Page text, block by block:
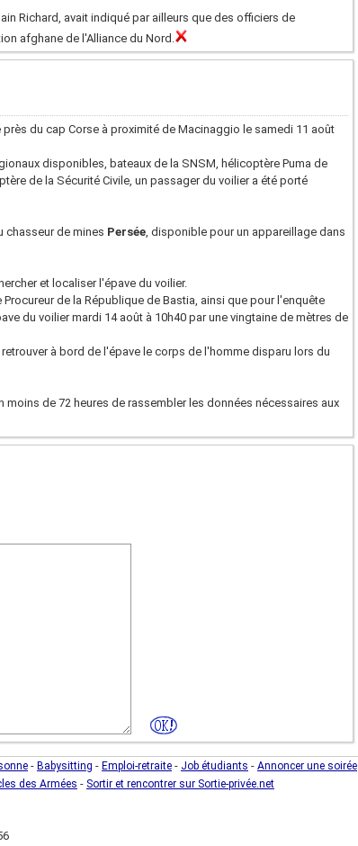
Richard, avait indiqué par ailleurs que des officiers de
afghane de l'Alliance du Nord.
du cap Corse à proximité de Macinaggio le samedi 11 août
disponibles, bateaux de la SNSM, hélicoptère Puma de
de la Sécurité Civile, un passager du voilier a été porté
chasseur de mines Persée, disponible pour un appareillage dans
et localiser l'épave du voilier.
de la République de Bastia, ainsi que pour l'enquête
du voilier mardi 14 août à 10h40 par une vingtaine de mètres de
à bord de l'épave le corps de l'homme disparu lors du
moins de 72 heures de rassembler les données nécessaires aux
- Babysitting - Emploi-retraite - Job étudiants - Annoncer une soirée
des Armées - Sortir et rencontrer sur Sortie-privée.net